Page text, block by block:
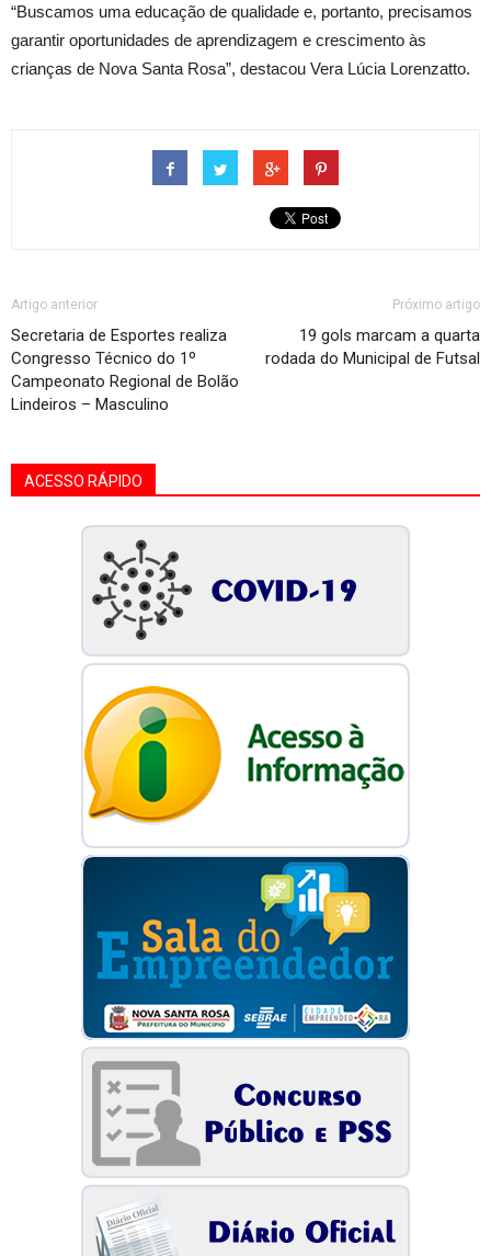
“Buscamos uma educação de qualidade e, portanto, precisamos
garantir oportunidades de aprendizagem e crescimento às
crianças de Nova Santa Rosa”, destacou Vera Lúcia Lorenzatto.
Artigo anterior
Secretaria de Esportes realiza
Congresso Técnico do 1º
Campeonato Regional de Bolão
Lindeiros – Masculino
Próximo artigo
19 gols marcam a quarta
rodada do Municipal de Futsal
ACESSO RÁPIDO